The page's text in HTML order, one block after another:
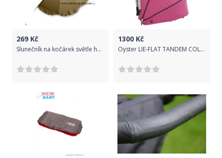
269 Kč
Slunečník na kočárek světle hnědý KH
1300 Kč
Oyster LIE-FLAT TANDEM COLOUR PACK WOW PINK